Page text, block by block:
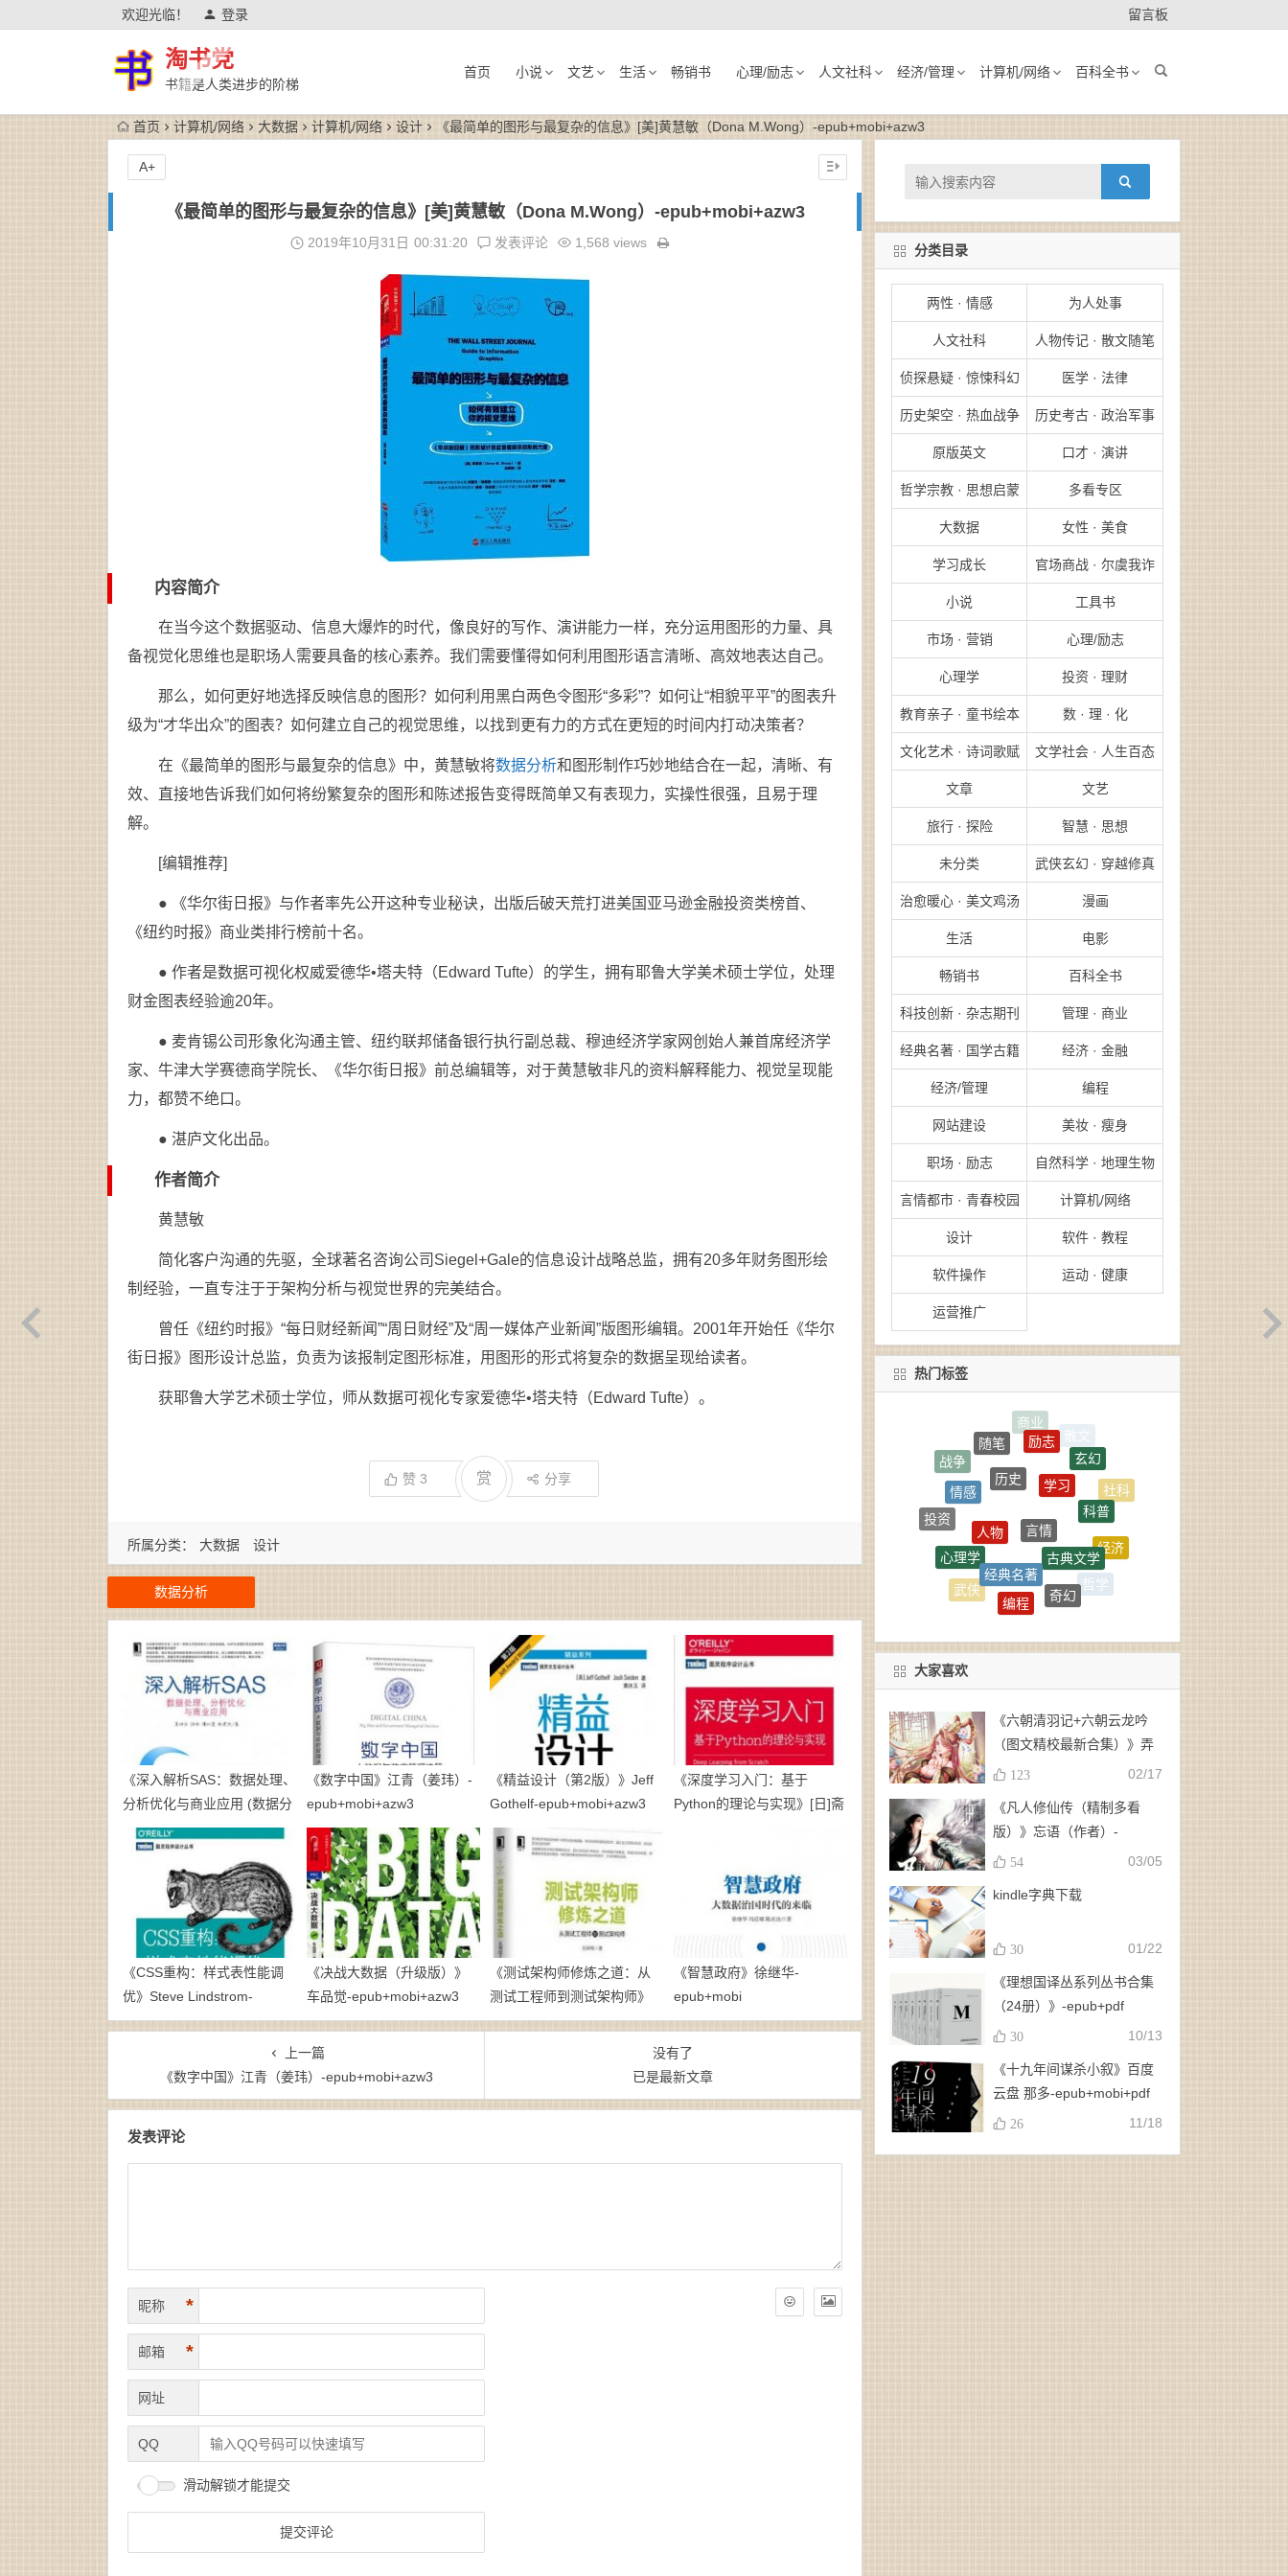
欢迎光临！ 登录 留言板
淘书党
书籍是人类进步的阶梯
首页 小说 文艺 生活 畅销书 心理/励志 人文社科 经济/管理 计算机/网络 百科全书
首页 计算机/网络 大数据 计算机/网络 设计 《最简单的图形与最复杂的信息》[美]黄慧敏（Dona M.Wong）-epub+mobi+azw3
《最简单的图形与最复杂的信息》[美]黄慧敏（Dona M.Wong）-epub+mobi+azw3
2019年10月31日 00:31:20 发表评论 1,568 views
内容简介
在当今这个数据驱动、信息大爆炸的时代，像良好的写作、演讲能力一样，充分运用图形的力量、具
备视觉化思维也是职场人需要具备的核心素养。我们需要懂得如何利用图形语言清晰、高效地表达自己。
那么，如何更好地选择反映信息的图形？如何利用黑白两色令图形“多彩”？如何让“相貌平平”的图表升
级为“才华出众”的图表？如何建立自己的视觉思维，以找到更有力的方式在更短的时间内打动决策者？
在《最简单的图形与最复杂的信息》中，黄慧敏将数据分析和图形制作巧妙地结合在一起，清晰、有
效、直接地告诉我们如何将纷繁复杂的图形和陈述报告变得既简单又有表现力，实操性很强，且易于理
解。
[编辑推荐]
● 《华尔街日报》与作者率先公开这种专业秘诀，出版后破天荒打进美国亚马逊金融投资类榜首、
《纽约时报》商业类排行榜前十名。
● 作者是数据可视化权威爱德华•塔夫特（Edward Tufte）的学生，拥有耶鲁大学美术硕士学位，处理
财金图表经验逾20年。
● 麦肯锡公司形象化沟通主管、纽约联邦储备银行执行副总裁、穆迪经济学家网创始人兼首席经济学
家、牛津大学赛德商学院长、《华尔街日报》前总编辑等，对于黄慧敏非凡的资料解释能力、视觉呈现能
力，都赞不绝口。
● 湛庐文化出品。
作者简介
黄慧敏
简化客户沟通的先驱，全球著名咨询公司Siegel+Gale的信息设计战略总监，拥有20多年财务图形绘
制经验，一直专注于于架构分析与视觉世界的完美结合。
曾任《纽约时报》“每日财经新闻”“周日财经”及“周一媒体产业新闻”版图形编辑。2001年开始任《华尔
街日报》图形设计总监，负责为该报制定图形标准，用图形的形式将复杂的数据呈现给读者。
获耶鲁大学艺术硕士学位，师从数据可视化专家爱德华•塔夫特（Edward Tufte）。
赞 3 赏 分享
A+
所属分类： 大数据 设计
数据分析
《深入解析SAS：数据处理、
分析优化与商业应用 (数据分
析技术丛书)》林建伟 等 (作
者)-epub+azw3
《数字中国》江青（姜玮）-
epub+mobi+azw3
《精益设计（第2版）》Jeff
Gothelf-epub+mobi+azw3
《深度学习入门：基于
Python的理论与实现》[日]斋
《CSS重构：样式表性能调
优》Steve Lindstrom-
epub+mobi
《决战大数据（升级版）》
车品觉-epub+mobi+azw3
《测试架构师修炼之道：从
测试工程师到测试架构师》
刘琛梅 -epub+mobi
《智慧政府》徐继华-
epub+mobi
上一篇
《数字中国》江青（姜玮）-epub+mobi+azw3
没有了
已是最新文章
发表评论
昵称 *
邮箱 *
网址
QQ
滑动解锁才能提交
分类目录
两性 · 情感 为人处事
人文社科 人物传记 · 散文随笔
侦探悬疑 · 惊悚科幻 医学 · 法律
历史架空 · 热血战争 历史考古 · 政治军事
原版英文 口才 · 演讲
哲学宗教 · 思想启蒙 多看专区
大数据 女性 · 美食
学习成长 官场商战 · 尔虞我诈
小说 工具书
市场 · 营销 心理/励志
心理学 投资 · 理财
教育亲子 · 童书绘本 数 · 理 · 化
文化艺术 · 诗词歌赋 文学社会 · 人生百态
文章 文艺
旅行 · 探险 智慧 · 思想
未分类 武侠玄幻 · 穿越修真
治愈暖心 · 美文鸡汤 漫画
生活 电影
畅销书 百科全书
科技创新 · 杂志期刊 管理 · 商业
经典名著 · 国学古籍 经济 · 金融
经济/管理 编程
网站建设 美妆 · 瘦身
职场 · 励志 自然科学 · 地理生物
言情都市 · 青春校园 计算机/网络
设计 软件 · 教程
软件操作 运动 · 健康
运营推广
热门标签
战争
随笔
励志
玄幻
社科
生活
投资
情感
历史 学习
科普
哲学
小说
科幻
武侠
心理学
人物 言情
古典文学
奇幻
编程
经典名著
大家喜欢
《六朝清羽记+六朝云龙吟
（图文精校最新合集）》弄
玉、龙璇（作者）-
123 02/17
《凡人修仙传（精制多看
版）》忘语（作者）-
epub+mobi
54 03/05
kindle字典下载
30 01/22
《理想国译丛系列丛书合集
（24册）》-epub+pdf
30 10/13
《十九年间谋杀小叙》百度
云盘 那多-epub+mobi+pdf
26 11/18